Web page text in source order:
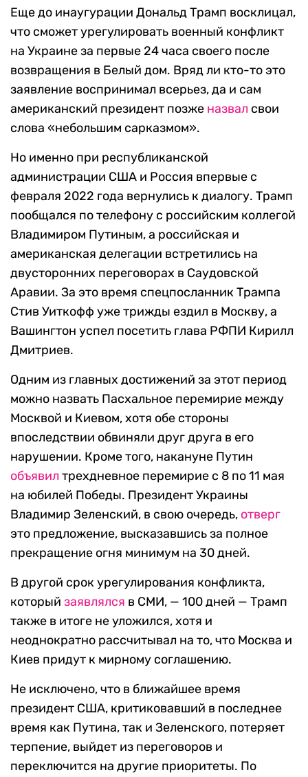
Еще до инаугурации Дональд Трамп восклицал,
что сможет урегулировать военный конфликт
на Украине за первые 24 часа своего после
возвращения в Белый дом. Вряд ли кто-то это
заявление воспринимал всерьез, да и сам
американский президент позже назвал свои
слова «небольшим сарказмом».
Но именно при республиканской
администрации США и Россия впервые с
февраля 2022 года вернулись к диалогу. Трамп
пообщался по телефону с российским коллегой
Владимиром Путиным, а российская и
американская делегации встретились на
двусторонних переговорах в Саудовской
Аравии. За это время спецпосланник Трампа
Стив Уиткофф уже трижды ездил в Москву, а
Вашингтон успел посетить глава РФПИ Кирилл
Дмитриев.
Одним из главных достижений за этот период
можно назвать Пасхальное перемирие между
Москвой и Киевом, хотя обе стороны
впоследствии обвиняли друг друга в его
нарушении. Кроме того, накануне Путин
объявил трехдневное перемирие с 8 по 11 мая
на юбилей Победы. Президент Украины
Владимир Зеленский, в свою очередь, отверг
это предложение, высказавшись за полное
прекращение огня минимум на 30 дней.
В другой срок урегулирования конфликта,
который заявлялся в СМИ, — 100 дней — Трамп
также в итоге не уложился, хотя и
неоднократно рассчитывал на то, что Москва и
Киев придут к мирному соглашению.
Не исключено, что в ближайшее время
президент США, критиковавший в последнее
время как Путина, так и Зеленского, потеряет
терпение, выйдет из переговоров и
переключится на другие приоритеты. По